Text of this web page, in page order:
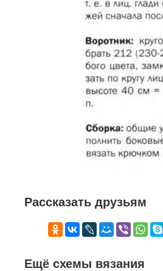
Рассказать друзьям
Ещё схемы вязания